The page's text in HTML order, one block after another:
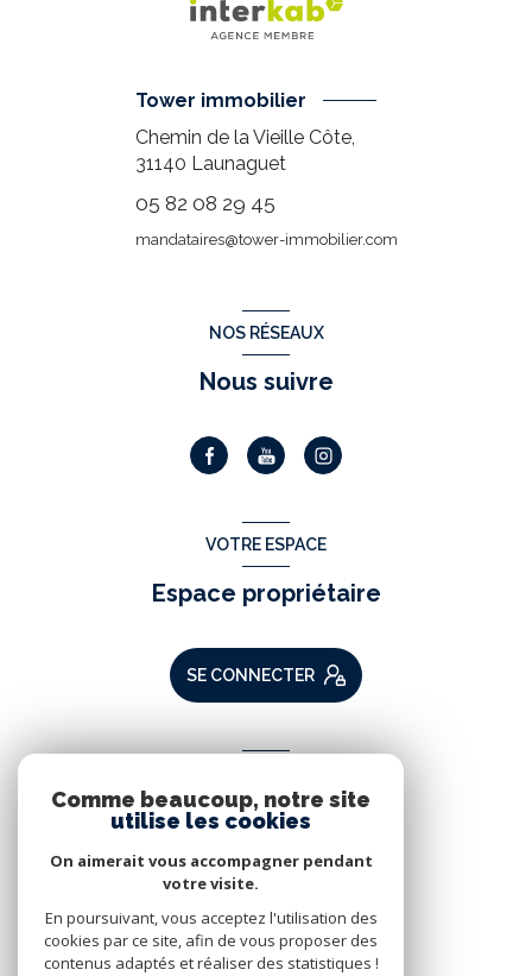
Tower immobilier
Chemin de la Vieille Côte,
31140 Launaguet
05 82 08 29 45
mandataires@tower-immobilier.com
NOS RÉSEAUX
Nous suivre
VOTRE ESPACE
Espace propriétaire
SE CONNECTER
Nous adhérons
Comme beaucoup, notre site
utilise les cookies
On aimerait vous accompagner pendant
votre visite.
En poursuivant, vous acceptez l'utilisation des
cookies par ce site, afin de vous proposer des
contenus adaptés et réaliser des statistiques !